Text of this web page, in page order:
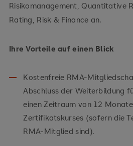
Risikomanagement, Quantitative
Rating, Risk & Finance an.
Ihre Vorteile auf einen Blick
Kostenfreie RMA-
Abschluss der Weiterbildung
einen Zeitraum von 12
Zertifikatskurses (sofern die
RMA-Mitglied sind).